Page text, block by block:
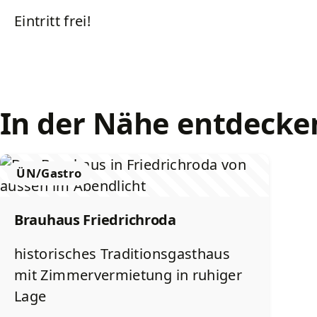
Eintritt frei!
In der Nähe
ÜN/Gastro
Brauhaus Friedrichroda
historisches Traditionsgasthaus
mit Zimmervermietung in ruhiger
Lage